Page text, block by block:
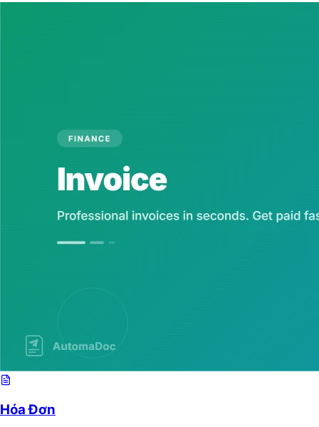
Hóa Đơn